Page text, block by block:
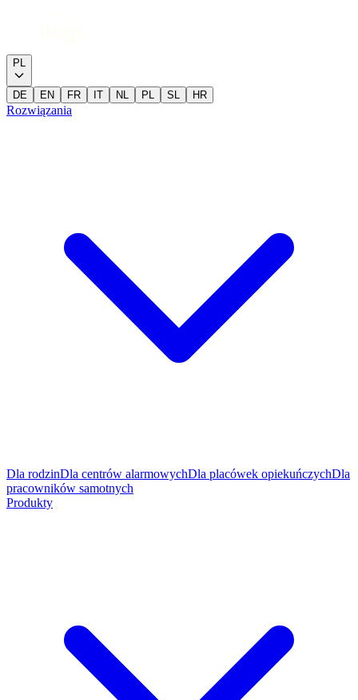
PL
DE EN FR IT NL PL SL HR
Rozwiązania
Dla rodzinDla centrów alarmowychDla placówek opiekuńczychDla
pracowników samotnych
Produkty